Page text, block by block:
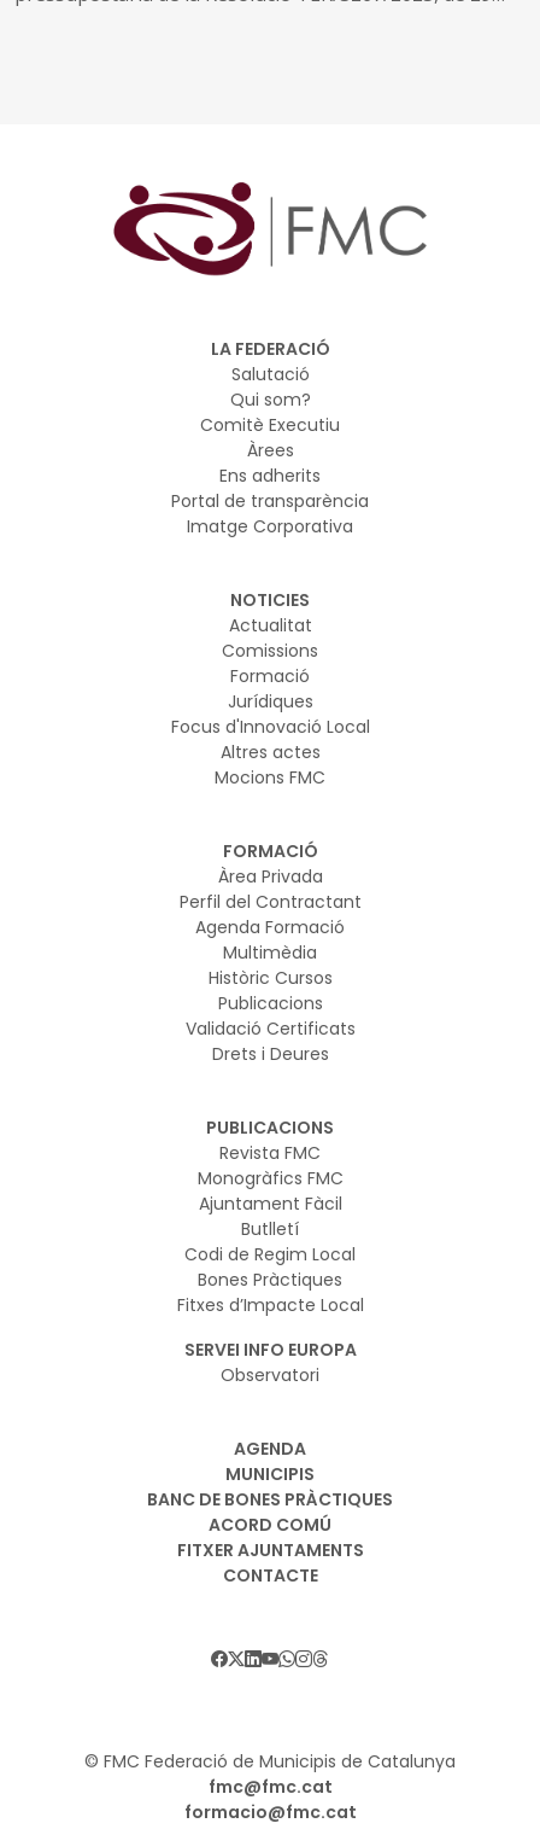
LA FEDERACIÓ
Salutació
Qui som?
Comitè Executiu
Àrees
Ens adherits
Portal de transparència
Imatge Corporativa
NOTICIES
Actualitat
Comissions
Formació
Jurídiques
Focus d'Innovació Local
Altres actes
Mocions FMC
FORMACIÓ
Àrea Privada
Perfil del Contractant
Agenda Formació
Multimèdia
Històric Cursos
Publicacions
Validació Certificats
Drets i Deures
PUBLICACIONS
Revista FMC
Monogràfics FMC
Ajuntament Fàcil
Butlletí
Codi de Regim Local
Bones Pràctiques
Fitxes d’Impacte Local
SERVEI INFO EUROPA
Observatori
AGENDA
MUNICIPIS
BANC DE BONES PRÀCTIQUES
ACORD COMÚ
FITXER AJUNTAMENTS
CONTACTE
© FMC Federació de Municipis de Catalunya
fmc@fmc.cat
formacio@fmc.cat